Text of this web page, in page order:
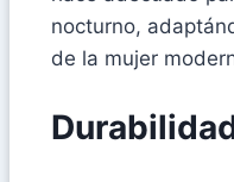
nocturno,
de la mujer